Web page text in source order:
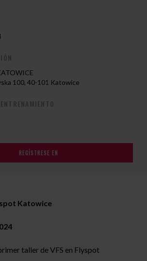
100, 40-101 Katowice
REGÍSTRESE EN
Katowice
taller de VFS en Flyspot